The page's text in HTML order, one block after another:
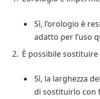
Sì, l’orologio è
adatto per l’uso
È possibile
Sì, la larghezza
di sostituirlo con